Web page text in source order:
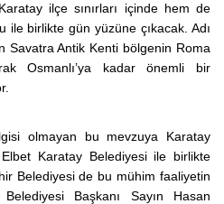
ilçe sınırları içinde hem de
ile birlikte gün yüzüne çıkacak. Adı
Savatra Antik Kenti bölgenin Roma
Osmanlı’ya kadar önemli bir
olmayan bu mevzuya Karatay
Karatay Belediyesi ile birlikte
Belediyesi de bu mühim faaliyetin
Başkanı Sayın Hasan